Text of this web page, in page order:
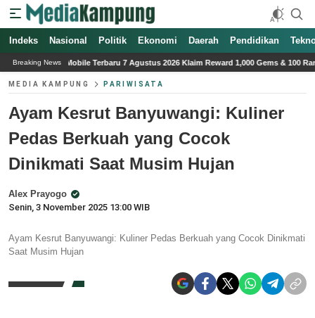
Indeks Nasional Politik Ekonomi Daerah Pendidikan
Breaking News
7 Agustus 2026 Klaim Reward 1,000 Gems & 100 Rankup Tokens Gratis
MEDIA KAMPUNG PARIWISATA
Ayam Kesrut Banyuwangi: Kuliner
Pedas Berkuah yang Cocok
Dinikmati Saat Musim Hujan
Alex Prayogo
Senin, 3 November 2025 13:00 WIB
Ayam Kesrut Banyuwangi: Kuliner Pedas Berkuah yang Cocok Dinikmati
Saat Musim Hujan